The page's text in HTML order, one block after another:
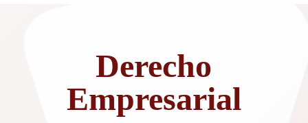
Derecho
Empresarial